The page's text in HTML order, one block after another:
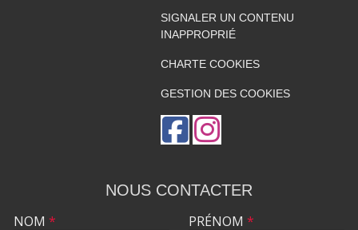
SIGNALER UN CONTENU
INAPPROPRIÉ
CHARTE COOKIES
GESTION DES COOKIES
NOUS CONTACTER
NOM * PRÉNOM *